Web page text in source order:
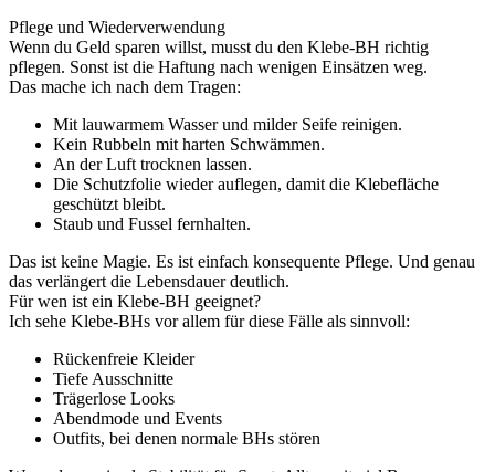
Pflege und Wiederverwendung
Wenn du Geld sparen willst, musst du den Klebe-BH richtig
pflegen. Sonst ist die Haftung nach wenigen Einsätzen weg.
Das mache ich nach dem Tragen:
Mit lauwarmem Wasser und milder Seife reinigen.
Kein Rubbeln mit harten Schwämmen.
An der Luft trocknen lassen.
Die Schutzfolie wieder auflegen, damit die Klebefläche
geschützt bleibt.
Staub und Fussel fernhalten.
Das ist keine Magie. Es ist einfach konsequente Pflege. Und genau
das verlängert die Lebensdauer deutlich.
Für wen ist ein Klebe-BH geeignet?
Ich sehe Klebe-BHs vor allem für diese Fälle als sinnvoll:
Rückenfreie Kleider
Tiefe Ausschnitte
Trägerlose Looks
Abendmode und Events
Outfits, bei denen normale BHs stören